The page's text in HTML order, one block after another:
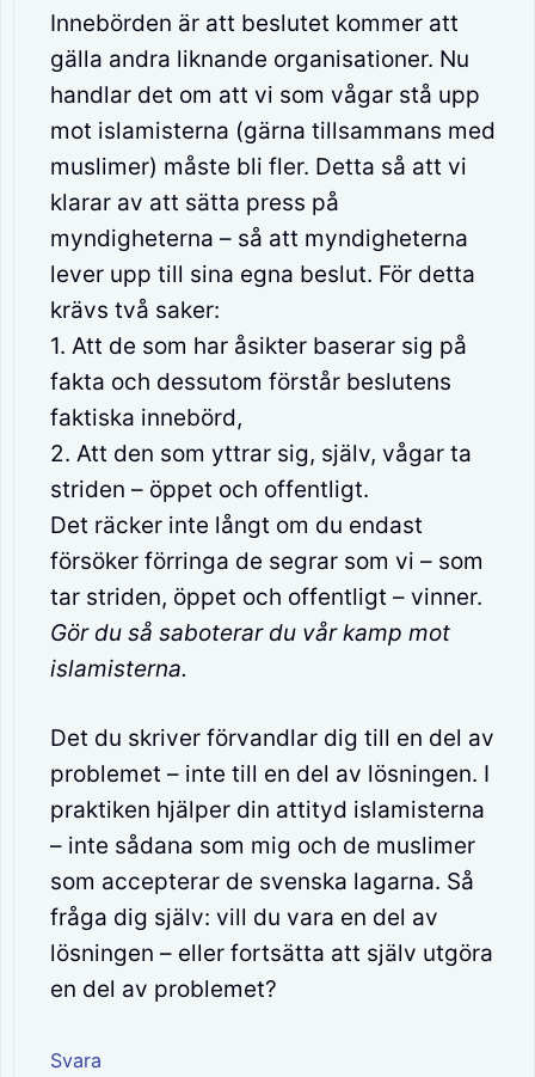
Innebörden är att beslutet kommer att
gälla andra liknande organisationer. Nu
handlar det om att vi som vågar stå upp
mot islamisterna (gärna tillsammans med
muslimer) måste bli fler. Detta så att vi
klarar av att sätta press på
myndigheterna – så att myndigheterna
lever upp till sina egna beslut. För detta
krävs två saker:
1. Att de som har åsikter baserar sig på
fakta och dessutom förstår beslutens
faktiska innebörd,
2. Att den som yttrar sig, själv, vågar ta
striden – öppet och offentligt.
Det räcker inte långt om du endast
försöker förringa de segrar som vi – som
tar striden, öppet och offentligt – vinner.
Gör du så saboterar du vår kamp mot
islamisterna.
Det du skriver förvandlar dig till en del av
problemet – inte till en del av lösningen. I
praktiken hjälper din attityd islamisterna
– inte sådana som mig och de muslimer
som accepterar de svenska lagarna. Så
fråga dig själv: vill du vara en del av
lösningen – eller fortsätta att själv utgöra
en del av problemet?
Svara